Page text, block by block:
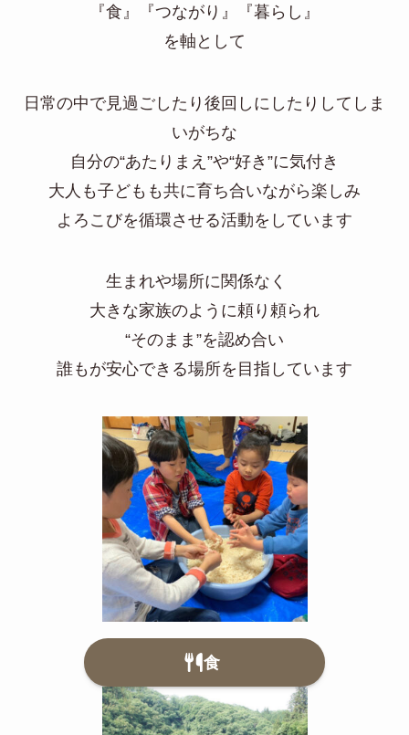
『食』『つながり』『暮らし』
を軸として
日常の中で見過ごしたり後回しにしたりしてしま
いがちな
自分の“あたりまえ”や“好き”に気付き
大人も子どもも共に育ち合いながら楽しみ
よろこびを循環させる活動をしています
生まれや場所に関係なく
大きな家族のように頼り頼られ
“そのまま”を認め合い
誰もが安心できる場所を目指しています
食